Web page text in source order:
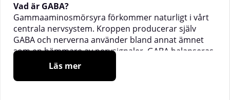
Vad är GABA?
Gammaaminosmörsyra förkommer naturligt i vårt
centrala nervsystem. Kroppen producerar själv
GABA och nerverna använder bland annat ämnet
som en hämmare av nervsignaler. GABA balanseras
i nervsystemet mot signalsubstansen Glutaminsyra
signalsubstanser är i balans. Kroppen har
Läs mer